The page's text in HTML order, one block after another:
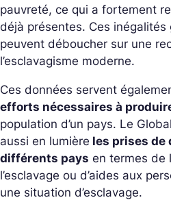
pauvreté, ce qui a fortement
déjà présentes. Ces inégalités
peuvent déboucher sur une
l’esclavagisme moderne.
Ces données servent
efforts nécessaires à
population d’un pays. Le
aussi en lumière les prises de
différents pays en termes de
l’esclavage ou d’aides aux
une situation d’esclavage.